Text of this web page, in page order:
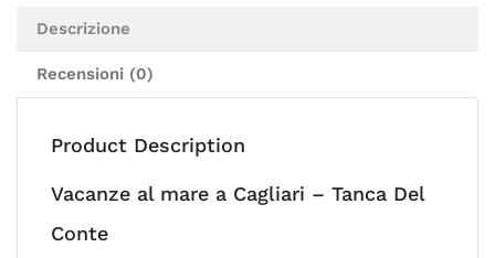
Descrizione
Recensioni (0)
Product Description
Vacanze al mare a Cagliari – Tanca Del
Conte